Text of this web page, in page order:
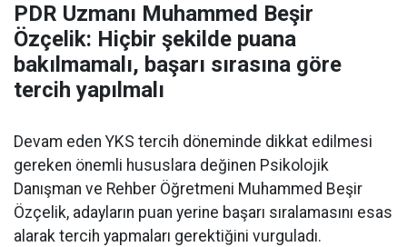
PDR Uzmanı Muhammed Beşir
Özçelik: Hiçbir şekilde puana
bakılmamalı, başarı sırasına göre
tercih yapılmalı
Devam eden YKS tercih döneminde dikkat edilmesi
gereken önemli hususlara değinen Psikolojik
Danışman ve Rehber Öğretmeni Muhammed Beşir
Özçelik, adayların puan yerine başarı sıralamasını esas
alarak tercih yapmaları gerektiğini vurguladı.